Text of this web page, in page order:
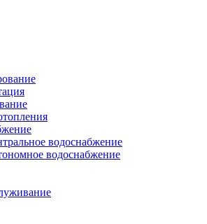
водоснабжение
водоснабжение